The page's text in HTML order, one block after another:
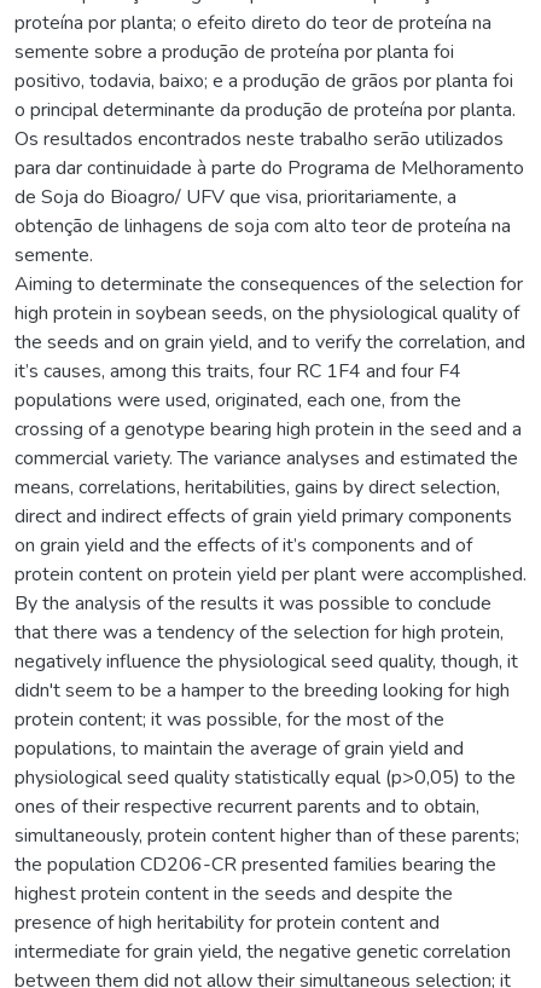
proteína por planta; o efeito direto do teor de proteína na
semente sobre a produção de proteína por planta foi
positivo, todavia, baixo; e a produção de grãos por planta foi
o principal determinante da produção de proteína por planta.
Os resultados encontrados neste trabalho serão utilizados
para dar continuidade à parte do Programa de Melhoramento
de Soja do Bioagro/ UFV que visa, prioritariamente, a
obtenção de linhagens de soja com alto teor de proteína na
semente.
Aiming to determinate the consequences of the selection for
high protein in soybean seeds, on the physiological quality of
the seeds and on grain yield, and to verify the correlation, and
it’s causes, among this traits, four RC 1F4 and four F4
populations were used, originated, each one, from the
crossing of a genotype bearing high protein in the seed and a
commercial variety. The variance analyses and estimated the
means, correlations, heritabilities, gains by direct selection,
direct and indirect effects of grain yield primary components
on grain yield and the effects of it’s components and of
protein content on protein yield per plant were accomplished.
By the analysis of the results it was possible to conclude
that there was a tendency of the selection for high protein,
negatively influence the physiological seed quality, though, it
didn't seem to be a hamper to the breeding looking for high
protein content; it was possible, for the most of the
populations, to maintain the average of grain yield and
physiological seed quality statistically equal (p>0,05) to the
ones of their respective recurrent parents and to obtain,
simultaneously, protein content higher than of these parents;
the population CD206-CR presented families bearing the
highest protein content in the seeds and despite the
presence of high heritability for protein content and
intermediate for grain yield, the negative genetic correlation
between them did not allow their simultaneous selection; it